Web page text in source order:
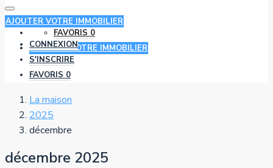
FAVORIS 0
AJOUTER VOTRE IMMOBILIER
AJOUTER VOTRE IMMOBILIER
CONNEXION
S'INSCRIRE
FAVORIS 0
La maison
2025
décembre
décembre 2025